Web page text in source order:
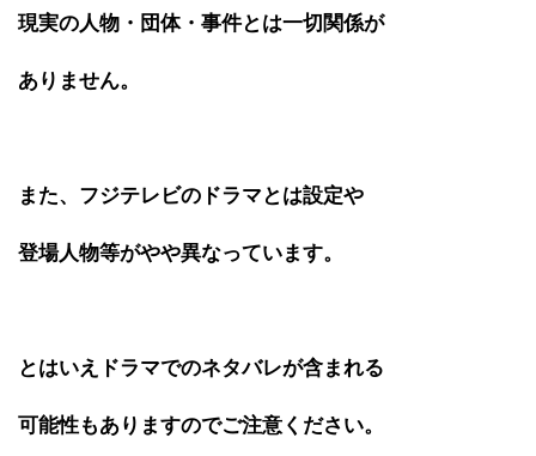
現実の人物・団体・事件とは一切関係が
ありません。
また、フジテレビのドラマとは設定や
登場人物等がやや異なっています。
とはいえドラマでのネタバレが含まれる
可能性もありますのでご注意ください。